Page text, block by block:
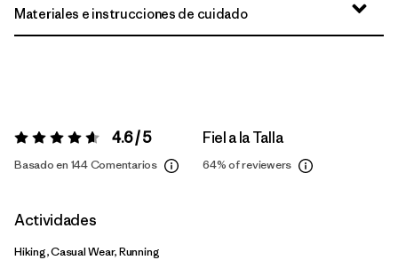
Materiales e instrucciones de cuidado
Valoración:4.6 / 5 4.6 / 5
Basado en 144 Comentarios
Fiel a la Talla
64%of reviewers
Actividades
Hiking, Casual Wear, Running